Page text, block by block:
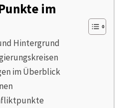
im
Hintergrund
im Überblick